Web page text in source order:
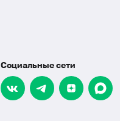
Социальные сети